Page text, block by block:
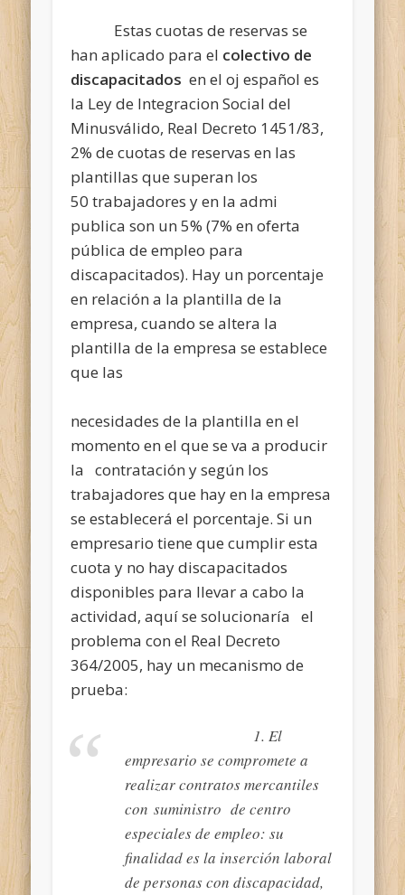
Estas cuotas de reservas se
han aplicado para el colectivo de
discapacitados en el oj español es
la Ley de Integracion Social del
Minusválido, Real Decreto 1451/83,
2% de cuotas de reservas en las
plantillas que superan los
50 trabajadores y en la admi
publica son un 5% (7% en oferta
pública de empleo para
discapacitados). Hay un porcentaje
en relación a la plantilla de la
empresa, cuando se altera la
plantilla de la empresa se establece
que las
necesidades de la plantilla en el
momento en el que se va a producir
la contratación y según los
trabajadores que hay en la empresa
se establecerá el porcentaje. Si un
empresario tiene que cumplir esta
cuota y no hay discapacitados
disponibles para llevar a cabo la
actividad, aquí se solucionaría el
problema con el Real Decreto
364/2005, hay un mecanismo de
prueba:
1. El
empresario se compromete a
realizar contratos mercantiles
con suministro de centro
especiales de empleo: su
finalidad es la inserción laboral
de personas con discapacidad,